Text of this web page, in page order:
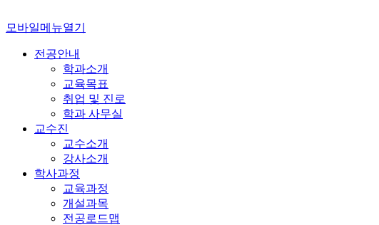
모바일메뉴열기
전공안내
학과소개
교육목표
취업 및 진로
학과 사무실
교수진
교수소개
강사소개
학사과정
교육과정
개설과목
전공로드맵